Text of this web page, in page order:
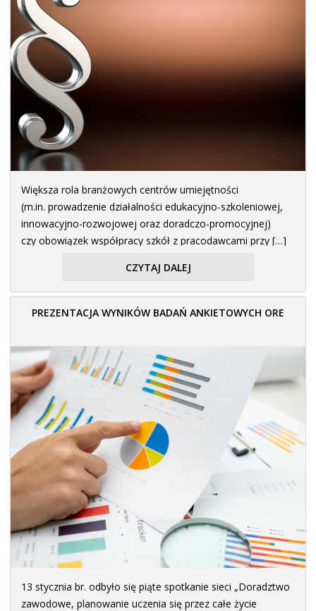
Większa rola branżowych centrów umiejętności
(m.in. prowadzenie działalności edukacyjno-szkoleniowej,
innowacyjno-rozwojowej oraz doradczo-promocyjnej)
czy obowiązek współpracy szkół z pracodawcami przy […]
CZYTAJ DALEJ
PREZENTACJA WYNIKÓW BADAŃ ANKIETOWYCH ORE
13 stycznia br. odbyło się piąte spotkanie sieci „Doradztwo
zawodowe, planowanie uczenia się przez całe życie